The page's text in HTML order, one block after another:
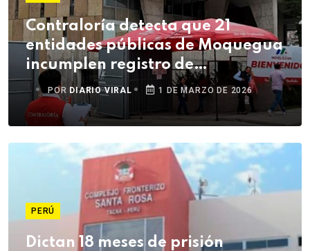
Contraloría detecta que 21
entidades públicas de Moquegua
incumplen registro de
exfuncionarios
POR DIARIO VIRAL 1 DE MARZO DE 2026
PERÚ
Dictan 18 meses de prisión